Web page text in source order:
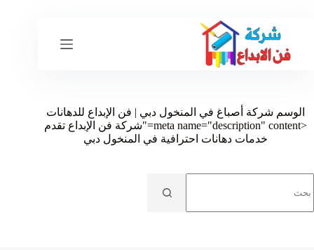
المحتوى
الوسم شركة أصباغ في المنخول دبي | فن الإبداع للدهانات
<meta name="description" content="شركة فن الإبداع تقدم
خدمات دهانات احترافية في المنخول دبي
توجد